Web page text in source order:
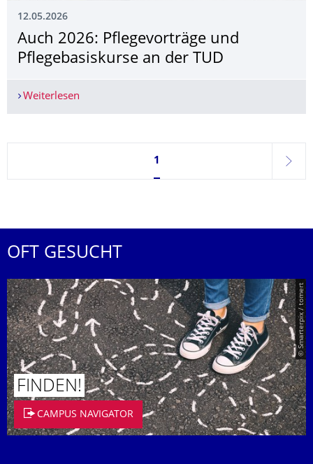
12.05.2026
Auch 2026: Pflegevorträge und
Pflegebasiskurse an der TUD
Weiterlesen
Seite 1, aktuell ausgewählt
1
weiter
OFT GESUCHT
© Smarterpix / tomert
FINDEN!
CAMPUS NAVIGATOR